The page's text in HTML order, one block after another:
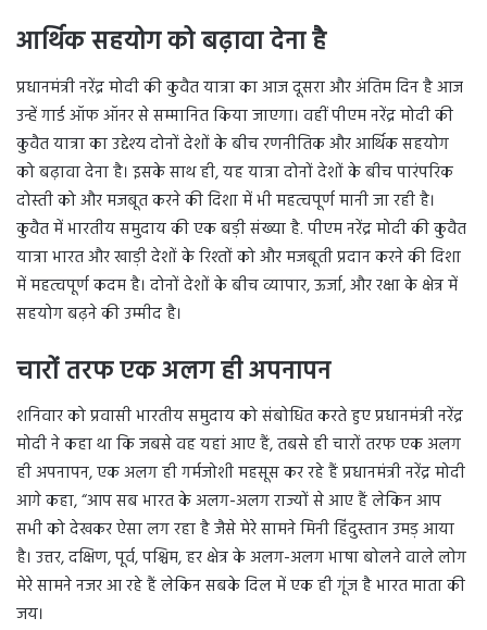
आर्थिक सहयोग को बढ़ावा देना है
प्रधानमंत्री नरेंद्र मोदी की कुवैत यात्रा का आज दूसरा और अंतिम दिन है आज
उन्हें गार्ड ऑफ ऑनर से सम्मानित किया जाएगा। वहीं पीएम नरेंद्र मोदी की
कुवैत यात्रा का उद्देश्य दोनों देशों के बीच रणनीतिक और आर्थिक सहयोग
को बढ़ावा देना है। इसके साथ ही, यह यात्रा दोनों देशों के बीच पारंपरिक
दोस्ती को और मजबूत करने की दिशा में भी महत्वपूर्ण मानी जा रही है।
कुवैत में भारतीय समुदाय की एक बड़ी संख्या है. पीएम नरेंद्र मोदी की कुवैत
यात्रा भारत और खाड़ी देशों के रिश्तों को और मजबूती प्रदान करने की दिशा
में महत्वपूर्ण कदम है। दोनों देशों के बीच व्यापार, ऊर्जा, और रक्षा के क्षेत्र में
सहयोग बढ़ने की उम्मीद है।
चारों तरफ एक अलग ही अपनापन
शनिवार को प्रवासी भारतीय समुदाय को संबोधित करते हुए प्रधानमंत्री नरेंद्र
मोदी ने कहा था कि जबसे वह यहां आए हैं, तबसे ही चारों तरफ एक अलग
ही अपनापन, एक अलग ही गर्मजोशी महसूस कर रहे हैं प्रधानमंत्री नरेंद्र मोदी
आगे कहा, “आप सब भारत के अलग-अलग राज्यों से आए हैं लेकिन आप
सभी को देखकर ऐसा लग रहा है जैसे मेरे सामने मिनी हिंदुस्तान उमड़ आया
है। उत्तर, दक्षिण, पूर्व, पश्चिम, हर क्षेत्र के अलग-अलग भाषा बोलने वाले लोग
मेरे सामने नजर आ रहे हैं लेकिन सबके दिल में एक ही गूंज है भारत माता की
जय।